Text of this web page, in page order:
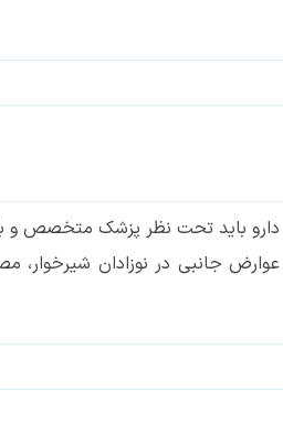
دارو باید تحت نظر پزشک متخصص و
جانبی در نوزادان